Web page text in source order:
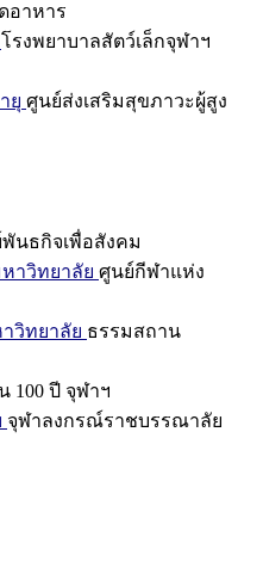
อาหาร
โรงพยาบาลสัตว์เล็กจุฬาฯ
ยุ ศูนย์ส่งเสริมสุขภาวะผู้สูง
นธกิจเพื่อสังคม
าวิทยาลัย ศูนย์กีฬาแห่ง
วิทยาลัย ธรรมสถาน
100 ปี จุฬาฯ
จุฬาลงกรณ์ราชบรรณาลัย